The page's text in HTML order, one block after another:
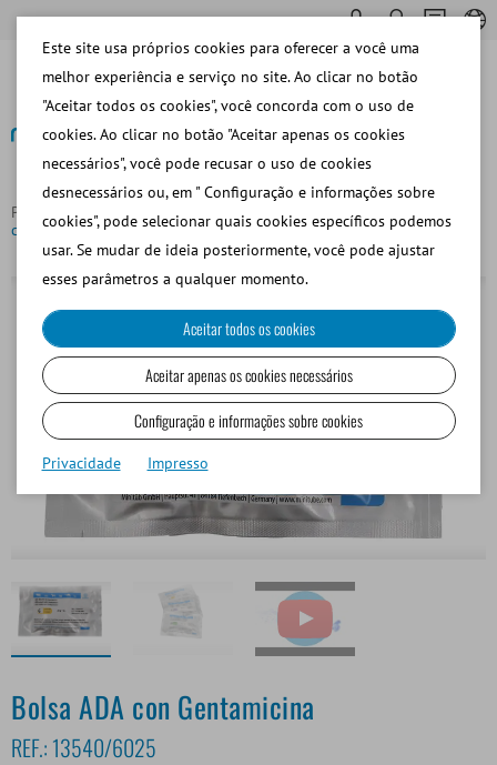
Página principal Porcino Dilución de Semen
Bolsa ADA
con Gentamicina
Voltar
Bolsa ADA con Gentamicina
REF.: 13540/6025
Este site usa próprios cookies para oferecer a você uma
melhor experiência e serviço no site. Ao clicar no botão
"Aceitar todos os cookies", você concorda com o uso de
cookies. Ao clicar no botão "Aceitar apenas os cookies
necessários", você pode recusar o uso de cookies
desnecessários ou, em " Configuração e informações sobre
cookies", pode selecionar quais cookies específicos podemos
usar. Se mudar de ideia posteriormente, você pode ajustar
esses parâmetros a qualquer momento.
Aceitar todos os cookies
Aceitar apenas os cookies necessários
Configuração e informações sobre cookies
Privacidade Impresso